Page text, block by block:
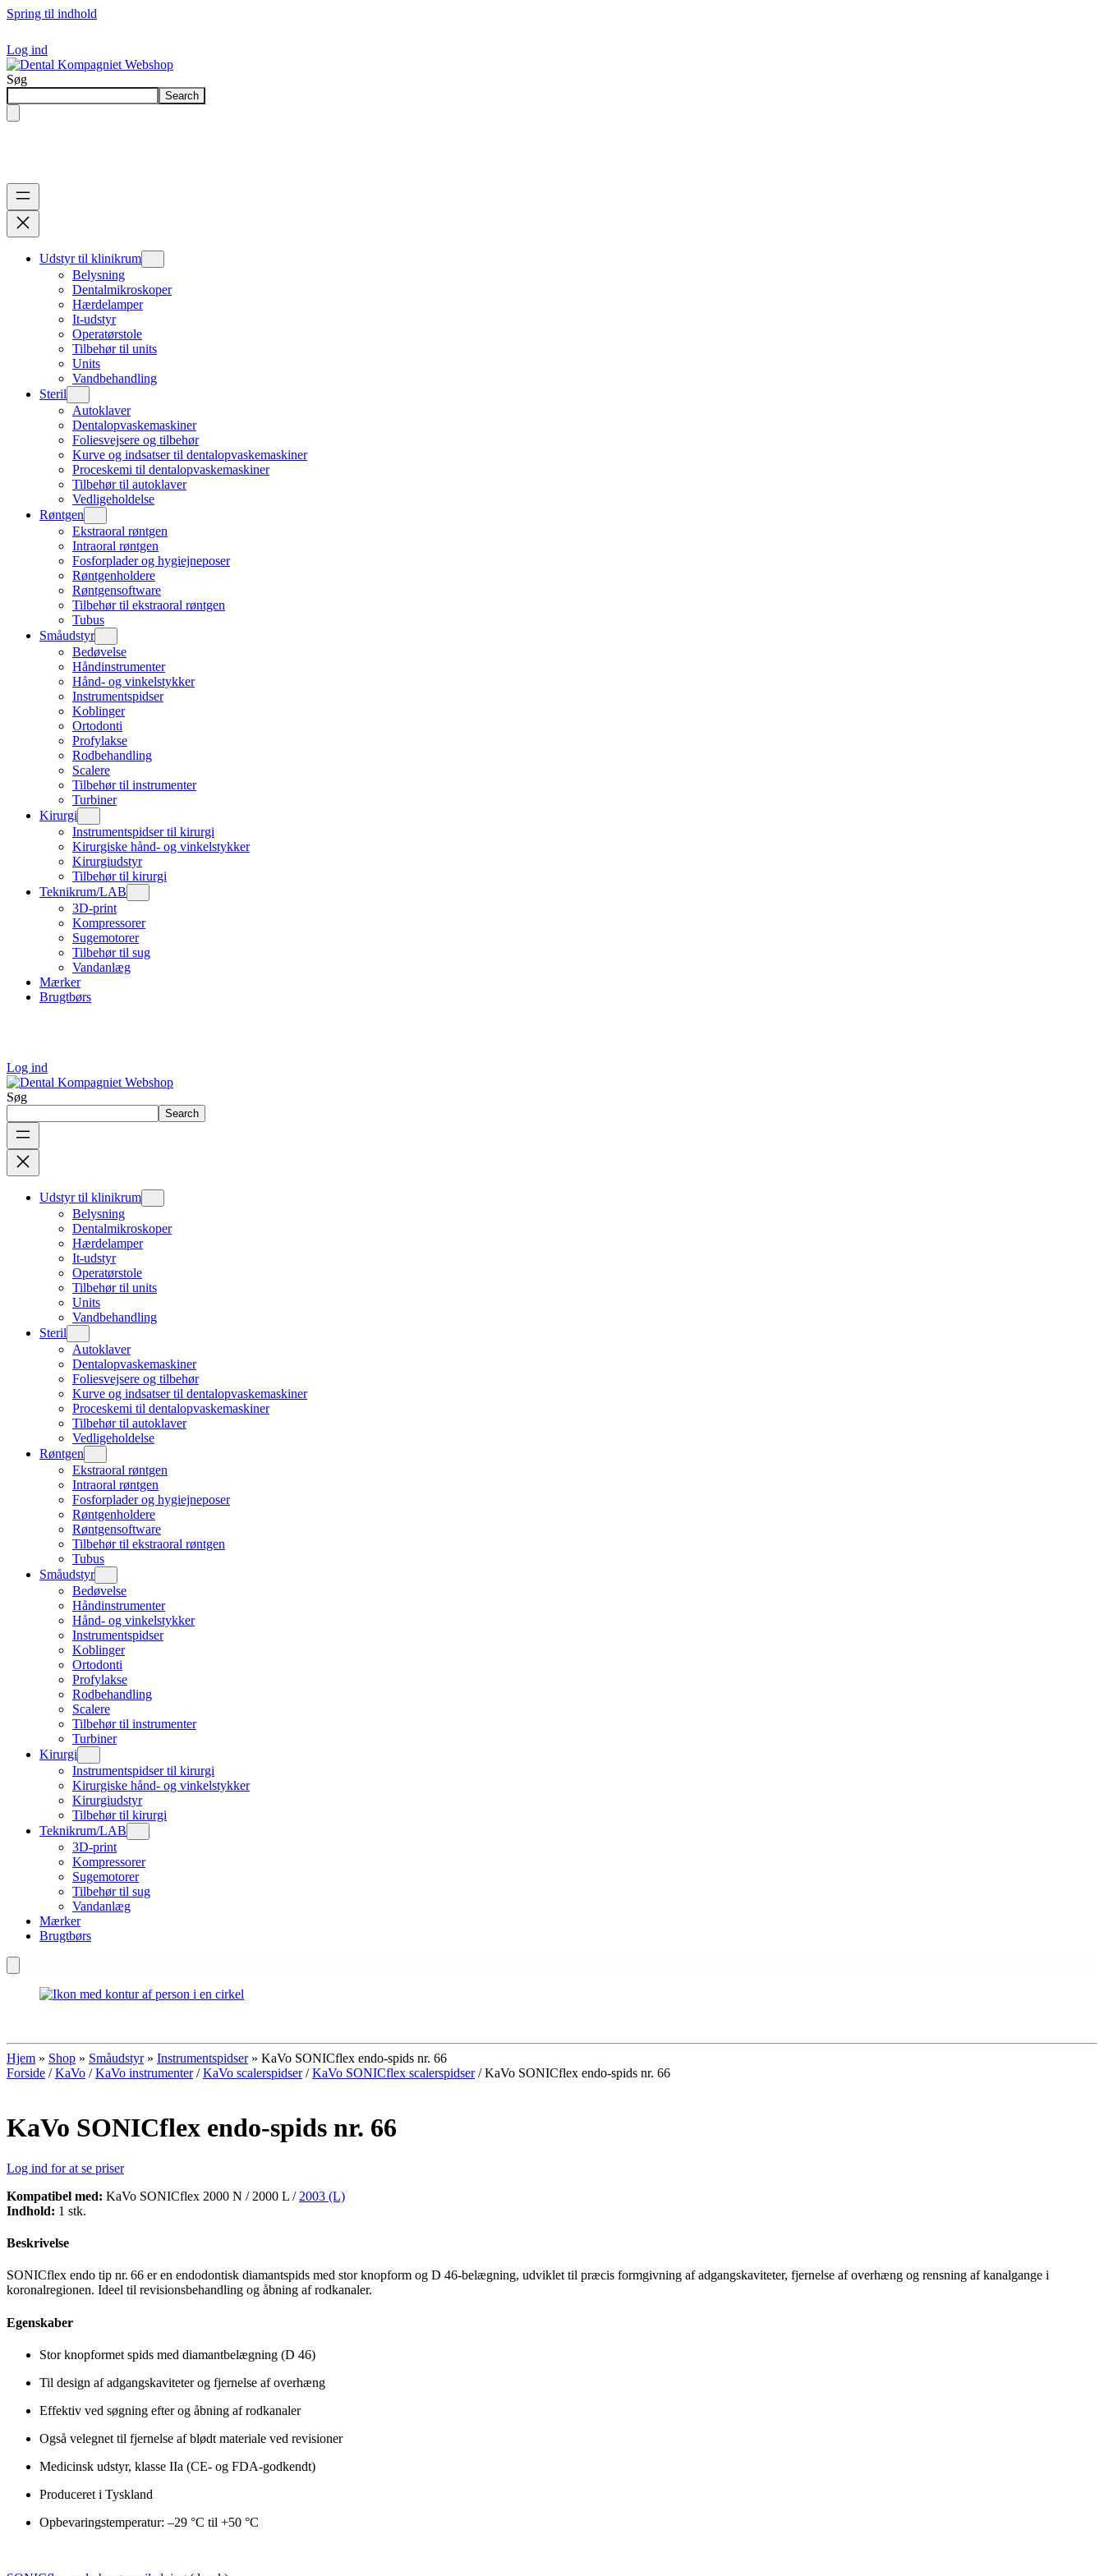
Spring til indhold
Log ind
Søg
Search
Udstyr til klinikrum
Belysning
Dentalmikroskoper
Hærdelamper
It-udstyr
Operatørstole
Tilbehør til units
Units
Vandbehandling
Steril
Autoklaver
Dentalopvaskemaskiner
Foliesvejsere og tilbehør
Kurve og indsatser til dentalopvaskemaskiner
Proceskemi til dentalopvaskemaskiner
Tilbehør til autoklaver
Vedligeholdelse
Røntgen
Ekstraoral røntgen
Intraoral røntgen
Fosforplader og hygiejneposer
Røntgenholdere
Røntgensoftware
Tilbehør til ekstraoral røntgen
Tubus
Småudstyr
Bedøvelse
Håndinstrumenter
Hånd- og vinkelstykker
Instrumentspidser
Koblinger
Ortodonti
Profylakse
Rodbehandling
Scalere
Tilbehør til instrumenter
Turbiner
Kirurgi
Instrumentspidser til kirurgi
Kirurgiske hånd- og vinkelstykker
Kirurgiudstyr
Tilbehør til kirurgi
Teknikrum/LAB
3D-print
Kompressorer
Sugemotorer
Tilbehør til sug
Vandanlæg
Mærker
Brugtbørs
Log ind
Søg
Search
Udstyr til klinikrum
Belysning
Dentalmikroskoper
Hærdelamper
It-udstyr
Operatørstole
Tilbehør til units
Units
Vandbehandling
Steril
Autoklaver
Dentalopvaskemaskiner
Foliesvejsere og tilbehør
Kurve og indsatser til dentalopvaskemaskiner
Proceskemi til dentalopvaskemaskiner
Tilbehør til autoklaver
Vedligeholdelse
Røntgen
Ekstraoral røntgen
Intraoral røntgen
Fosforplader og hygiejneposer
Røntgenholdere
Røntgensoftware
Tilbehør til ekstraoral røntgen
Tubus
Småudstyr
Bedøvelse
Håndinstrumenter
Hånd- og vinkelstykker
Instrumentspidser
Koblinger
Ortodonti
Profylakse
Rodbehandling
Scalere
Tilbehør til instrumenter
Turbiner
Kirurgi
Instrumentspidser til kirurgi
Kirurgiske hånd- og vinkelstykker
Kirurgiudstyr
Tilbehør til kirurgi
Teknikrum/LAB
3D-print
Kompressorer
Sugemotorer
Tilbehør til sug
Vandanlæg
Mærker
Brugtbørs
Hjem » Shop » Småudstyr» Instrumentspidser» KaVo SONICflex endo-spids nr. 66
Forside /KaVo /KaVo instrumenter/KaVo scalerspidser/KaVo SONICflex scalerspidser/ KaVo SONICflex endo-spids nr. 66
KaVo SONICflex endo-spids nr. 66
Log ind for at se priser
Kompatibel med: KaVo SONICflex 2000 N / 2000 L / 2003 (L)
Indhold: 1 stk.
Beskrivelse
SONICflex endo tip nr. 66 er en endodontisk diamantspids med stor knopform og D 46-belægning, udviklet til præcis formgivning af adgangskaviteter, fjernelse af overhæng og rensning af kanalgange i
koronalregionen. Ideel til revisionsbehandling og åbning af rodkanaler.
Egenskaber
Stor knopformet spids med diamantbelægning (D 46)
Til design af adgangskaviteter og fjernelse af overhæng
Effektiv ved søgning efter og åbning af rodkanaler
Også velegnet til fjernelse af blødt materiale ved revisioner
Medicinsk udstyr, klasse IIa (CE- og FDA-godkendt)
Produceret i Tyskland
Opbevaringstemperatur: –29 °C til +50 °C